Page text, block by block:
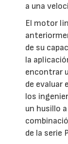
a una
El motor
de su
la
encontrar
de evaluar
los
un husillo
de la serie